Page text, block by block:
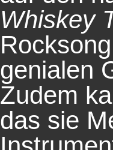
Whiskey
genialen
Zudem
das sie